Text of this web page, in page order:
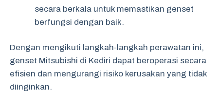
secara berkala untuk memastikan genset
berfungsi dengan baik.
Dengan mengikuti langkah-langkah perawatan ini,
genset Mitsubishi di Kediri dapat beroperasi secara
efisien dan mengurangi risiko kerusakan yang tidak
diinginkan.